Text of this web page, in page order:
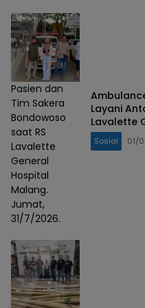
Pasien dan
Tim Sakera
Bondowoso
saat RS
Lavalette
General
Hospital
Malang.
Jumat,
31/7/2026.
Layani
Lavalette
Sosial 01/